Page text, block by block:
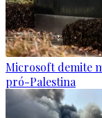
Microsoft demite
pró-Palestina